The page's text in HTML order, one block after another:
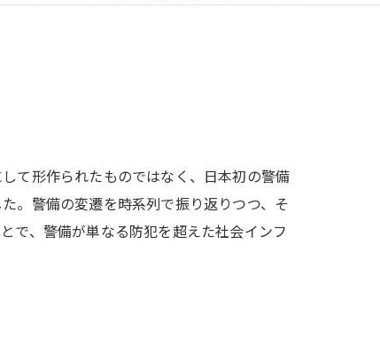
て形作られたものではなく、日本初の警備
。警備の変遷を時系列で振り返りつつ、そ
で、警備が単なる防犯を超えた社会インフ